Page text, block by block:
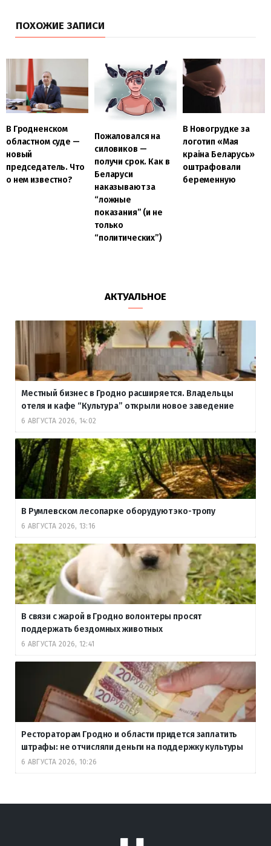
ПОХОЖИЕ ЗАПИСИ
В Гродненском
областном суде —
новый
председатель. Что
о нем известно?
Пожаловался на
силовиков —
получи срок. Как в
Беларуси
наказывают за
“ложные
показания” (и не
только
“политических”)
В Новогрудке за
логотип «Мая
краiна Беларусь»
оштрафовали
беременную
АКТУАЛЬНОЕ
Местный бизнес в Гродно расширяется. Владельцы
отеля и кафе “Культура” открыли новое заведение
6 АВГУСТА 2026, 14:02
В Румлевском лесопарке оборудуют эко-тропу
6 АВГУСТА 2026, 13:16
В связи с жарой в Гродно волонтеры просят
поддержать бездомных животных
6 АВГУСТА 2026, 12:41
Рестораторам Гродно и области придется заплатить
штрафы: не отчисляли деньги на поддержку культуры
6 АВГУСТА 2026, 10:26